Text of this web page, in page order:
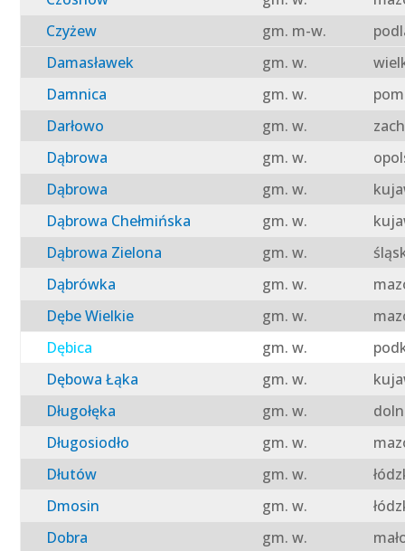
Czyżew
gm. m-w.
Damasławek
gm. w.
Damnica
gm. w.
Darłowo
gm. w.
Dąbrowa
gm. w.
Dąbrowa
gm. w.
Dąbrowa Chełmińska
gm. w.
Dąbrowa Zielona
gm. w.
Dąbrówka
gm. w.
Dębe Wielkie
gm. w.
Dębica
gm. w.
Dębowa Łąka
gm. w.
Długołęka
gm. w.
Długosiodło
gm. w.
Dłutów
gm. w.
Dmosin
gm. w.
Dobra
gm. w.